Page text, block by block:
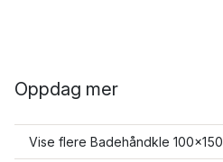
Oppdag mer
Vise flere Badehåndkle 100x150